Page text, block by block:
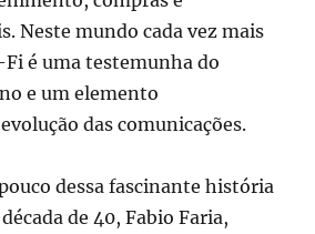
Neste mundo cada vez mais
é uma testemunha do
e um elemento
das comunicações.
dessa fascinante história
de 40, Fabio Faria,